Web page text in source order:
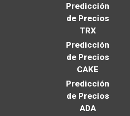
Predicción
de Precios
TRX
Predicción
de Precios
CAKE
Predicción
de Precios
ADA